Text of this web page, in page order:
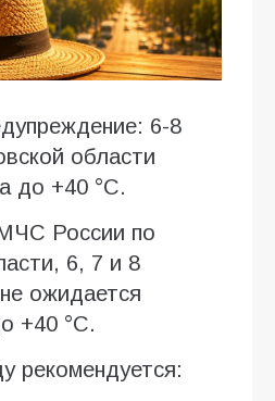
6-8
области
до +40 °C.
России по
6, 7 и 8
ожидается
+40 °C.
рекомендуется: